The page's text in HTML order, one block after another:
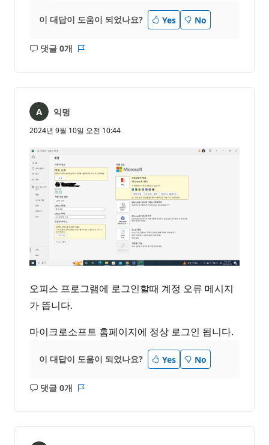
이 대답이 도움이 되었나요? Yes No
댓글 0개
설
음
보
익명
2024년 9월 10일 오전 10:44
오피스 프로그램에 로그인할때 계정 오류 메시지
가 뜹니다.
마이크로소프트 홈페이지에 정상 로그인 됩니다.
이 대답이 도움이 되었나요? Yes No
댓글 0개
설
음
보